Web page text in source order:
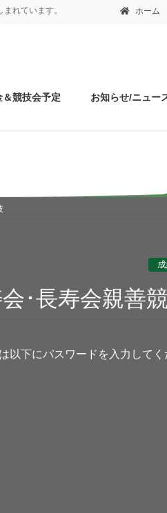
れています。 ホーム
＆競技会予定 お知らせ/ニュー
･長寿会親善
以下にパスワードを入力してく